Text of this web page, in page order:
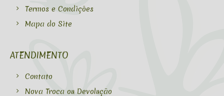
Termos e Condições
Mapa do Site
ATENDIMENTO
Contato
Nova Troca ou Devolução